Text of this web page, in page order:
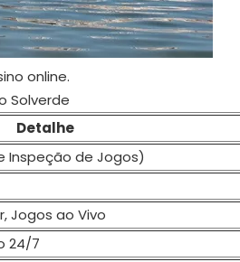
online.
Solverde
Detalhe
Inspeção de Jogos)
Jogos ao Vivo
24/7